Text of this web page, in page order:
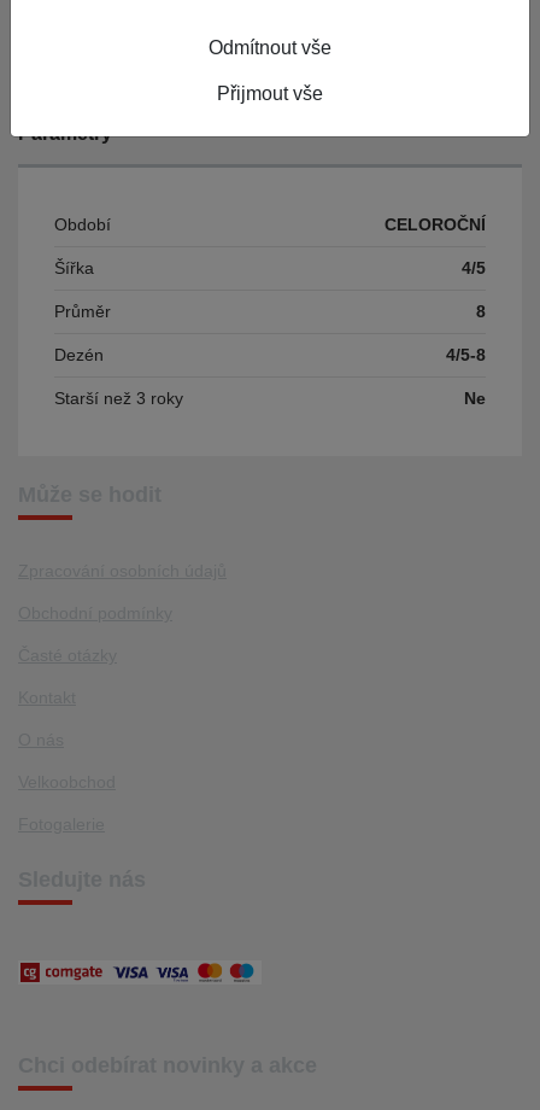
Parametry
Období CELOROČNÍ
Šířka 4/5
Průměr 8
Dezén 4/5-8
Starší než 3 roky Ne
Odmítnout vše
Přijmout vše